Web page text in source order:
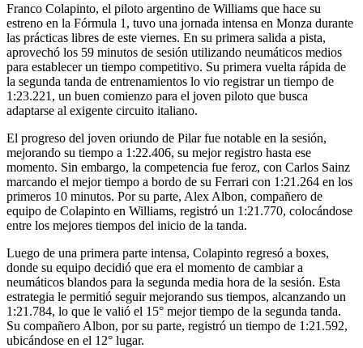
Franco Colapinto, el piloto argentino de Williams que hace su
estreno en la Fórmula 1, tuvo una jornada intensa en Monza durante
las prácticas libres de este viernes. En su primera salida a pista,
aprovechó los 59 minutos de sesión utilizando neumáticos medios
para establecer un tiempo competitivo. Su primera vuelta rápida de
la segunda tanda de entrenamientos lo vio registrar un tiempo de
1:23.221, un buen comienzo para el joven piloto que busca
adaptarse al exigente circuito italiano.
El progreso del joven oriundo de Pilar fue notable en la sesión,
mejorando su tiempo a 1:22.406, su mejor registro hasta ese
momento. Sin embargo, la competencia fue feroz, con Carlos Sainz
marcando el mejor tiempo a bordo de su Ferrari con 1:21.264 en los
primeros 10 minutos. Por su parte, Alex Albon, compañero de
equipo de Colapinto en Williams, registró un 1:21.770, colocándose
entre los mejores tiempos del inicio de la tanda.
Luego de una primera parte intensa, Colapinto regresó a boxes,
donde su equipo decidió que era el momento de cambiar a
neumáticos blandos para la segunda media hora de la sesión. Esta
estrategia le permitió seguir mejorando sus tiempos, alcanzando un
1:21.784, lo que le valió el 15° mejor tiempo de la segunda tanda.
Su compañero Albon, por su parte, registró un tiempo de 1:21.592,
ubicándose en el 12° lugar.